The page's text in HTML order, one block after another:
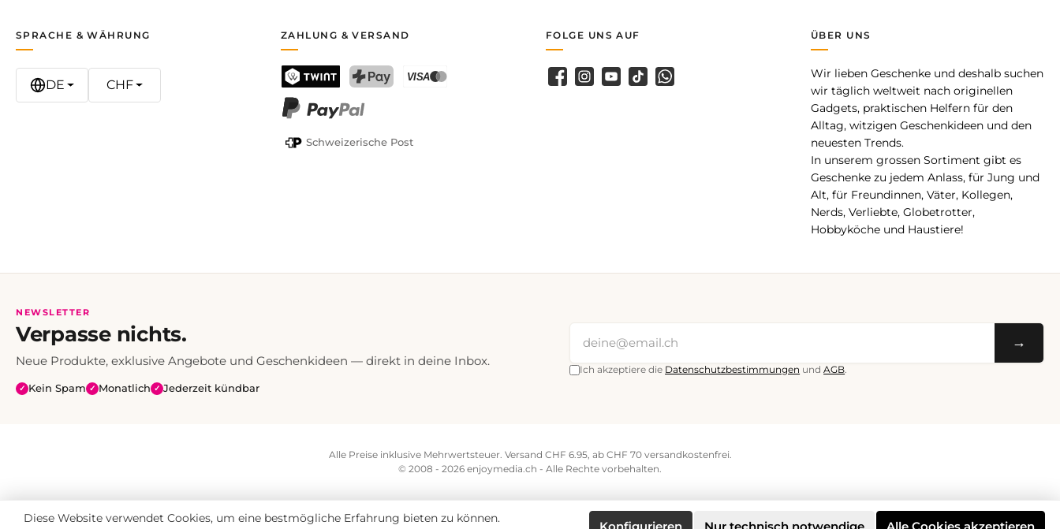
ÜBER UNS
Wir lieben Geschenke und deshalb suchen
wir täglich weltweit nach originellen
Gadgets, praktischen Helfern für den
Alltag, witzigen Geschenkideen und den
neuesten Trends.
In unserem grossen Sortiment gibt es
Geschenke zu jedem Anlass, für Jung und
Alt, für Freundinnen, Väter, Kollegen,
Nerds, Verliebte, Globetrotter,
Hobbyköche und Haustiere!
ZAHLUNG & VERSAND
TWINT
Schweizerische Post
SPRACHE & WÄHRUNG
DE CHF
FOLGE UNS AUF
Facebook
Instagram
YouTubeTikTokWhatsApp
NEWSLETTER
Verpasse nichts.
Neue Produkte, exklusive Angebote und Geschenkideen — direkt in deine Inbox.
✓ Kein Spam ✓ Monatlich ✓ Jederzeit kündbar
→
Ich akzeptiere die Datenschutzbestimmungen undAGB
Alle Preise inklusive Mehrwertsteuer. Versand CHF 6.95, ab CHF 70 versandkostenfrei.
© 2008 - 2026 enjoymedia.ch - Alle Rechte vorbehalten.
Diese Website verwendet Cookies, um eine bestmögliche Erfahrung bieten zu können.